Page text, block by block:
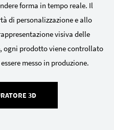
forma in tempo reale. Il
di personalizzazione e allo
visiva delle
ogni prodotto viene controllato
messo in produzione.
3D